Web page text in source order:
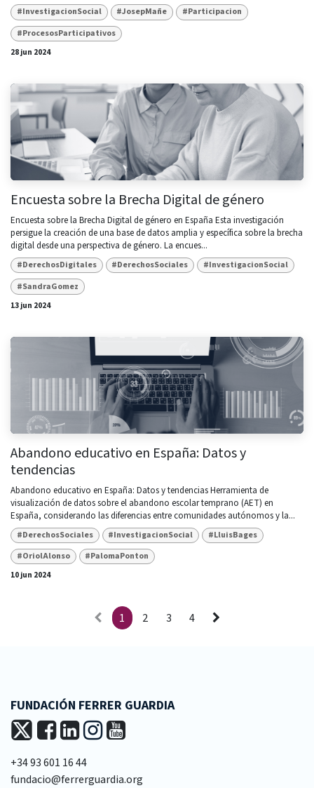
#InvestigacionSocial #JosepMañe
#Participacion
#ProcesosParticipativos
28 jun 2024
Encuesta sobre la Brecha Digital de género
Encuesta sobre la Brecha Digital de género en España Esta investigación
persigue la creación de una base de datos amplia y específica sobre la brecha
digital desde una perspectiva de género. La encues...
#DerechosDigitales #DerechosSociales
#InvestigacionSocial
#SandraGomez
13 jun 2024
Abandono educativo en España: Datos y
tendencias
Abandono educativo en España: Datos y tendencias Herramienta de
visualización de datos sobre el abandono escolar temprano (AET) en
España, considerando las diferencias entre comunidades autónomos y la...
#DerechosSociales #InvestigacionSocial
#LluisBages
#OriolAlonso
#PalomaPonton
10 jun 2024
1 2 3 4
FUNDACIÓN FERRER GUARDIA
+34 93 601 16 44
fundacio@ferrerguardia.org